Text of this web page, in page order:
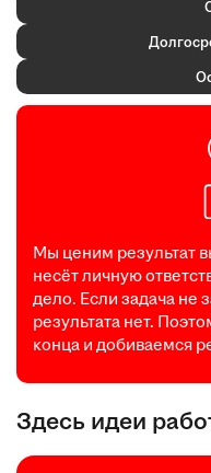
Мы ценим результат
несёт личную
дело. Если задача не
результата нет.
конца и добиваемся
Здесь идеи